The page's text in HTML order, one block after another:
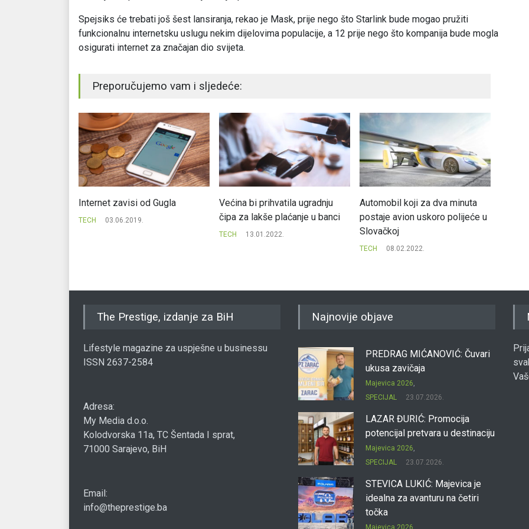
Spejsiks će trebati još šest lansiranja, rekao je Mask, prije nego što Starlink bude mogao pružiti
funkcionalnu internetsku uslugu nekim dijelovima populacije, a 12 prije nego što kompanija bude mogla
osigurati internet za značajan dio svijeta.
Preporučujemo vam i sljedeće:
Internet zavisi od Gugla
TECH 03.06.2019.
Većina bi prihvatila ugradnju
čipa za lakše plaćanje u banci
TECH 13.01.2022.
Automobil koji za dva minuta
postaje avion uskoro polijeće u
Slovačkoj
TECH 08.02.2022.
The Prestige, izdanje za BiH
Lifestyle magazine za uspješne u businessu
ISSN 2637-2584
Adresa:
My Media d.o.o.
Kolodvorska 11a, TC Šentada I sprat,
71000 Sarajevo, BiH
Email:
info@theprestige.ba
Najnovije objave
PREDRAG MIĆANOVIĆ: Čuvari
ukusa zavičaja
Majevica 2026
SPECIJAL
23.07.2026.
LAZAR ĐURIĆ: Promocija
potencijal pretvara u destinaciju
Majevica 2026
SPECIJAL
23.07.2026.
STEVICA LUKIĆ: Majevica je
idealna za avanturu na četiri
točka
Majevica 2026